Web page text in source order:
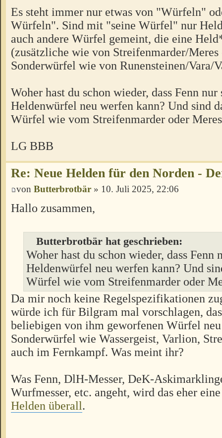
Es steht immer nur etwas von "Würfeln"
Würfeln". Sind mit "seine Würfel" nur
auch andere Würfel gemeint, die eine
(zusätzliche wie von Streifenmarder/Meres
Sonderwürfel wie von Runensteinen/Vara/
Woher hast du schon wieder, dass Fenn nur
Heldenwürfel neu werfen kann? Und sind
Würfel wie vom Streifenmarder oder
LG BBB
Re: Neue Helden für den Norden -
von Butterbrotbär » 10. Juli 2025, 22:06
Hallo zusammen,
Butterbrotbär hat geschrieben:
Woher hast du schon wieder, dass Fenn
Heldenwürfel neu werfen kann? Und
Würfel wie vom Streifenmarder oder
Da mir noch keine Regelspezifikationen
würde ich für Bilgram mal vorschlagen,
beliebigen von ihm geworfenen Würfel
Sonderwürfel wie Wassergeist, Varlion,
auch im Fernkampf. Was meint ihr?
Was Fenn, DlH-Messer, DeK-
Wurfmesser, etc. angeht, wird das eher
Helden überall.